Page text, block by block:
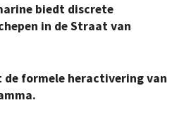
biedt discrete
in de Straat van
de formele heractivering van